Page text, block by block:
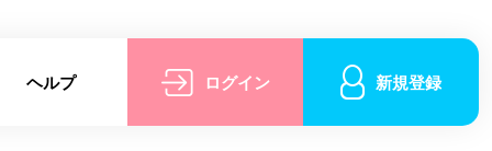
ヘルプ ログイン 新規登録